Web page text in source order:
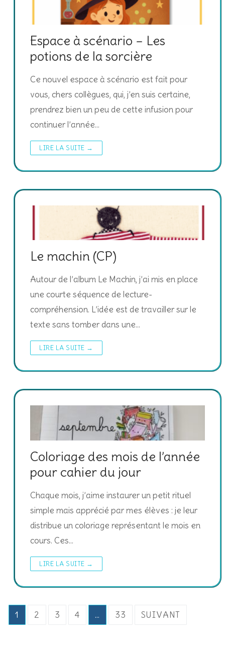
Espace à scénario – Les
potions de la sorcière
Ce nouvel espace à scénario est fait pour
vous, chers collègues, qui, j’en suis certaine,
prendrez bien un peu de cette infusion pour
continuer l’année…
LIRE LA SUITE →
Le machin (CP)
Autour de l’album Le Machin, j’ai mis en place
une courte séquence de lecture-
compréhension. L’idée est de travailler sur le
texte sans tomber dans une…
LIRE LA SUITE →
Coloriage des mois de l’année
pour cahier du jour
Chaque mois, j’aime instaurer un petit rituel
simple mais apprécié par mes élèves : je leur
distribue un coloriage représentant le mois en
cours. Ces…
LIRE LA SUITE →
Pagination
des
1 2 3 4 … 33 SUIVANT